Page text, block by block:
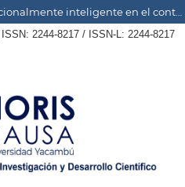
Accionar del gerente emocionalmente inteligente en el contexto universitario